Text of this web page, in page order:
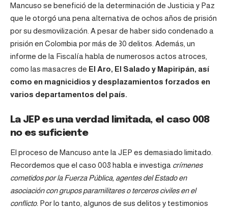
Mancuso se benefició de la determinación de Justicia y Paz
que le otorgó una pena alternativa de ochos años de prisión
por su desmovilización. A pesar de haber sido condenado a
prisión en Colombia por más de 30 delitos. Además, un
informe de la Fiscalía habla de numerosos actos atroces,
como las masacres de El Aro, El Salado y Mapiripán, así
como en magnicidios y desplazamientos forzados en
varios departamentos del país.
La JEP es una verdad limitada, el caso 008
no es suficiente
El proceso de Mancuso ante la JEP es demasiado limitado.
Recordemos que el caso 008 habla e investiga crímenes
cometidos por la Fuerza Pública, agentes del Estado en
asociación con grupos paramilitares o terceros civiles en el
conflicto. Por lo tanto, algunos de sus delitos y testimonios